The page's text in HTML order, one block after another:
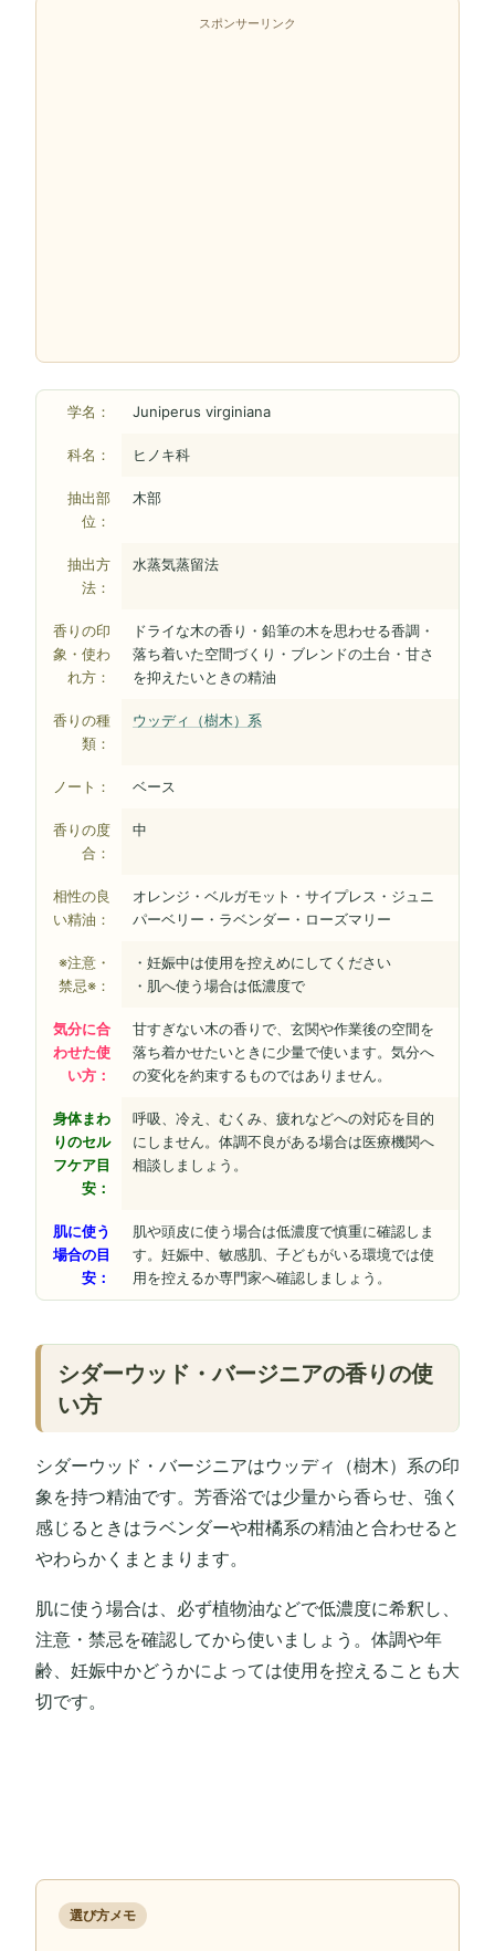
スポンサーリンク
学名： Juniperus virginiana
科名： ヒノキ科
抽出部
位：
木部
抽出方
法：
水蒸気蒸留法
香りの印
象・使わ
れ方：
ドライな木の香り・鉛筆の木を思わせる香調・
落ち着いた空間づくり・ブレンドの土台・甘さ
を抑えたいときの精油
香りの種
類：
ウッディ（樹木）系
ノート： ベース
香りの度
合：
中
相性の良
い精油：
オレンジ・ベルガモット・サイプレス・ジュニ
パーベリー・ラベンダー・ローズマリー
※注意・
禁忌※：
・妊娠中は使用を控えめにしてください
・肌へ使う場合は低濃度で
気分に合
わせた使
い方：
甘すぎない木の香りで、玄関や作業後の空間を
落ち着かせたいときに少量で使います。気分へ
の変化を約束するものではありません。
身体まわ
りのセル
フケア目
安：
呼吸、冷え、むくみ、疲れなどへの対応を目的
にしません。体調不良がある場合は医療機関へ
相談しましょう。
肌に使う
場合の目
安：
肌や頭皮に使う場合は低濃度で慎重に確認しま
す。妊娠中、敏感肌、子どもがいる環境では使
用を控えるか専門家へ確認しましょう。
シダーウッド・バージニアの香りの使
い方
シダーウッド・バージニアはウッディ（樹木）系の印
象を持つ精油です。芳香浴では少量から香らせ、強く
感じるときはラベンダーや柑橘系の精油と合わせると
やわらかくまとまります。
肌に使う場合は、必ず植物油などで低濃度に希釈し、
注意・禁忌を確認してから使いましょう。体調や年
齢、妊娠中かどうかによっては使用を控えることも大
切です。
選び方メモ